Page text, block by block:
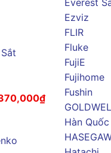
₫
Everest
Ezviz
FLIR
Fluke
FujiE
Fujihome
Fushin
Hàn Quốc